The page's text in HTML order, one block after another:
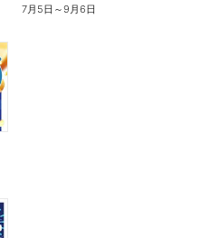
7月5日 ～9月6日